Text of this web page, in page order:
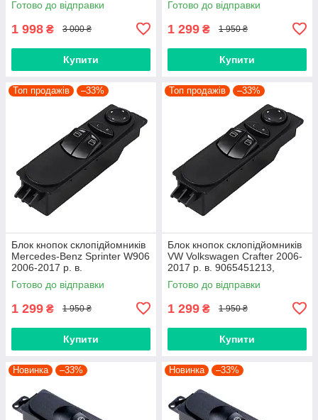
5K4959857, 1Z0959858,
Готово до відправки
1 998 ₴ 3 000 ₴
Купити
Готово до відправки
1 299 ₴ 1 950 ₴
Купити
Топ продажів –33%
Блок кнопок склопідйомників
Mercedes-Benz Sprinter W906
2006-2017 р. в.
A9065451213, 9065451213,
68042382AA
Готово до відправки
1 299 ₴ 1 950 ₴
Купити
Топ продажів –33%
Блок кнопок склопідйомників
VW Volkswagen Crafter 2006-
2017 р. в. 9065451213,
9065450213, 68042382AA
Готово до відправки
1 299 ₴ 1 950 ₴
Купити
Новинка –33% Новинка –33%